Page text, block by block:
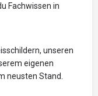
Fachwissen in
unseren
eigenen
neusten Stand.